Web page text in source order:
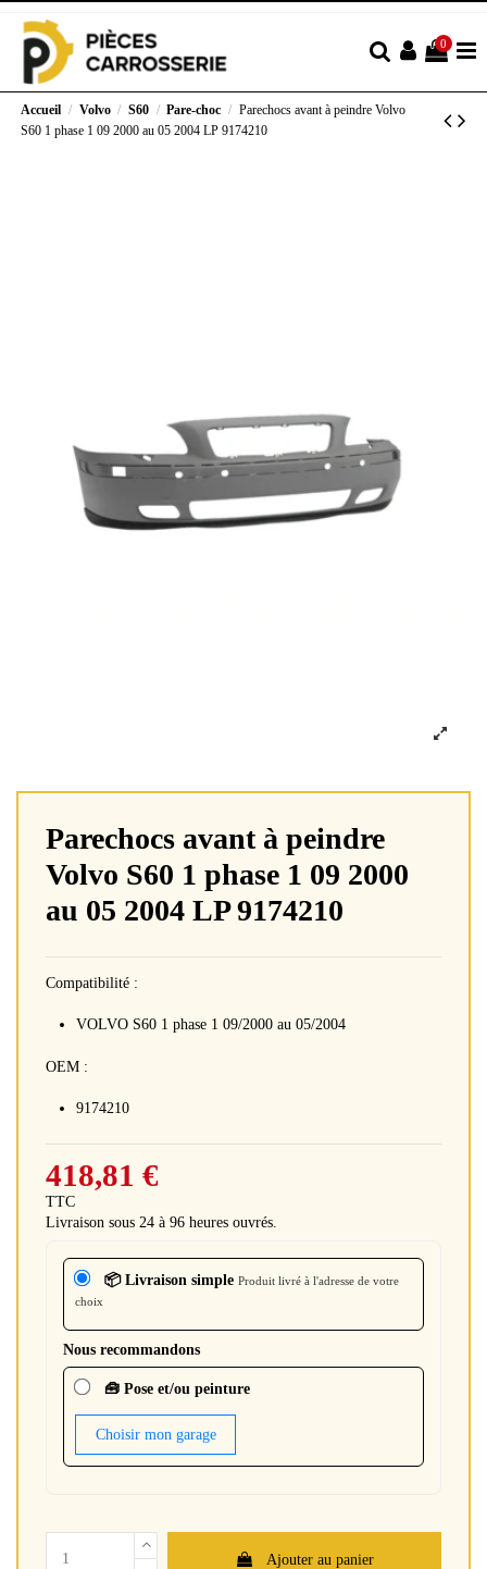
0
Accueil Volvo S60 Pare-choc
Parechocs avant à peindre Volvo
S60 1 phase 1 09 2000 au 05 2004 LP 9174210
Parechocs avant à peindre
Volvo S60 1 phase 1 09 2000
au 05 2004 LP 9174210
Compatibilité :
VOLVO S60 1 phase 1 09/2000 au 05/2004
OEM :
9174210
418,81 €
TTC
Livraison sous 24 à 96 heures ouvrés.
📦 Livraison simple Produit livré à l'adresse de votre
choix
Nous recommandons
🧰 Pose et/ou peinture
Choisir mon garage
Ajouter au panier